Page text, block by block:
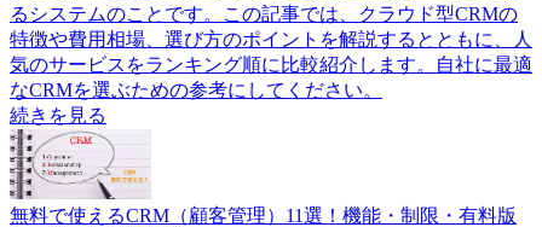
るシステムのことです。この記事では、クラウド型CRMの
特徴や費用相場、選び方のポイントを解説するとともに、人
気のサービスをランキング順に比較紹介します。自社に最適
なCRMを選ぶための参考にしてください。
続きを見る
無料で使えるCRM（顧客管理）11選！機能・制限・有料版